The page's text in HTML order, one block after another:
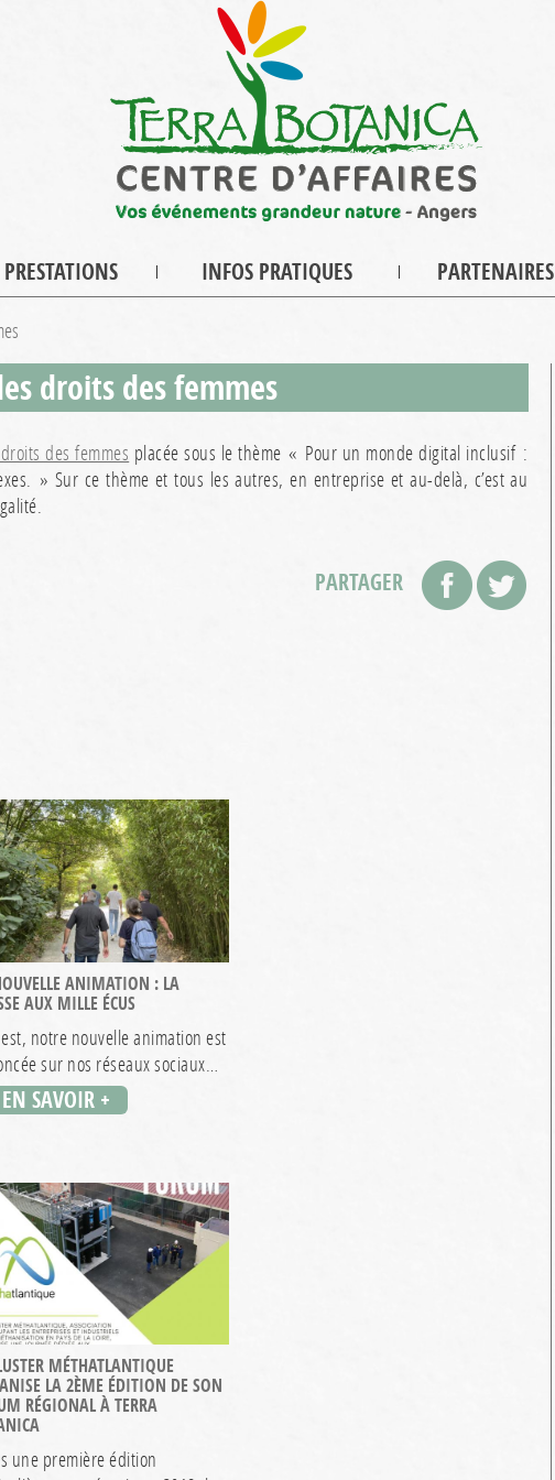
PRESTATIONS INFOS PRATIQUES PARTENAIRES
droits des femmes
des femmes placée sous le thème « Pour un monde digital inclusif :
» Sur ce thème et tous les autres, en entreprise et au-delà, c’est au
PARTAGER
ANIMATION : LA
AUX MILLE ÉCUS
est, notre nouvelle animation est
sur nos réseaux sociaux…
SAVOIR +
MÉTHATLANTIQUE
LA 2ÈME ÉDITION DE SON
RÉGIONAL À TERRA
une première édition